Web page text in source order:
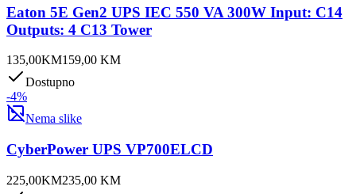
Eaton 5E Gen2 UPS IEC 550 VA 300W Input: C14
Outputs: 4 C13 Tower
135,00KM159,00 KM
Dostupno
-4%
Nema slike
CyberPower UPS VP700ELCD
225,00KM235,00 KM